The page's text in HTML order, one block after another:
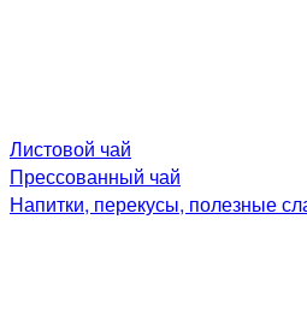
Листовой чай
Прессованный чай
Напитки, перекусы, полезные